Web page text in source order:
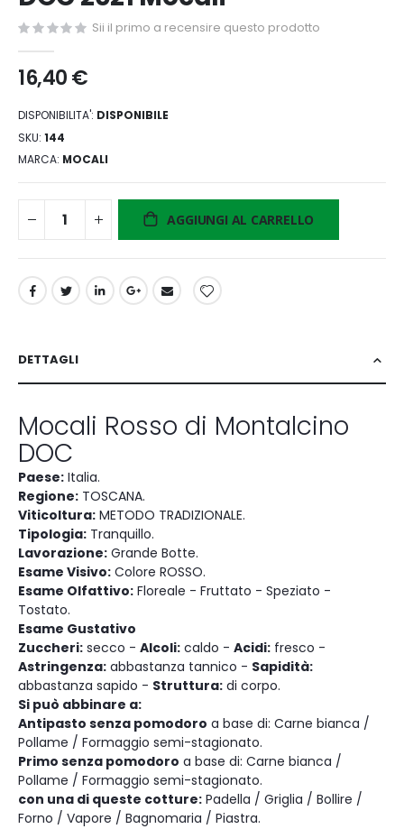
di
immagini
Sii il primo a recensire questo prodotto
16,40 €
DISPONIBILITA': DISPONIBILE
SKU 144
MARCA MOCALI
AGGIUNGI AL CARRELLO
DETTAGLI
Mocali Rosso di Montalcino
DOC
Paese: Italia.
Regione: TOSCANA.
Viticoltura: METODO TRADIZIONALE.
Tipologia: Tranquillo.
Lavorazione: Grande Botte.
Esame Visivo: Colore ROSSO.
Esame Olfattivo: Floreale - Fruttato - Speziato -
Tostato.
Esame Gustativo
Zuccheri: secco - Alcoli: caldo - Acidi: fresco -
Astringenza: abbastanza tannico - Sapidità:
abbastanza sapido - Struttura: di corpo.
Si può abbinare a:
Antipasto senza pomodoro a base di: Carne bianca /
Pollame / Formaggio semi-stagionato.
Primo senza pomodoro a base di: Carne bianca /
Pollame / Formaggio semi-stagionato.
con una di queste cotture: Padella / Griglia / Bollire /
Forno / Vapore / Bagnomaria / Piastra.